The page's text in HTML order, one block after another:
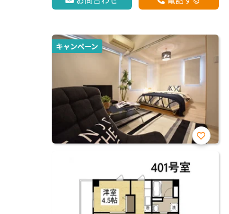
キャンペーン
お気